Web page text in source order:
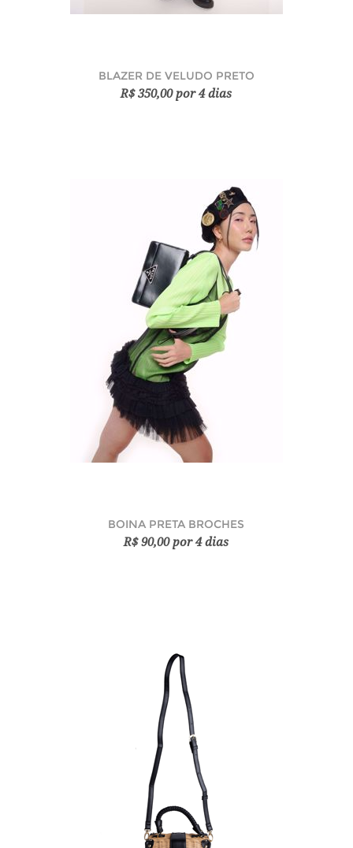
BLAZER DE VELUDO PRETO
R$ 350,00 por 4 dias
BOINA PRETA BROCHES
R$ 90,00 por 4 dias